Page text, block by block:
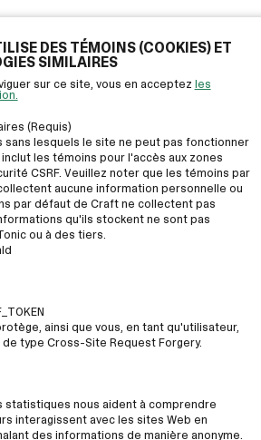
DES TÉMOINS (COOKIES) ET
SIMILAIRES
sur ce site, vous en acceptez les
(Requis)
sans lesquels le site ne peut pas fonctionner
les témoins pour l'accès aux zones
CSRF. Veuillez noter que les témoins par
aucune information personnelle ou
par défaut de Craft ne collectent pas
qu'ils stockent ne sont pas
ou à des tiers.
ainsi que vous, en tant qu'utilisateur,
type Cross-Site Request Forgery.
statistiques nous aident à comprendre
interagissent avec les sites Web en
des informations de manière anonyme.